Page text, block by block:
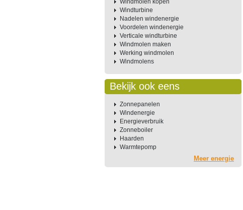
Windmolen kopen
Windturbine
Nadelen windenergie
Voordelen windenergie
Verticale windturbine
Windmolen maken
Werking windmolen
Windmolens
Bekijk ook eens
Zonnepanelen
Windenergie
Energieverbruik
Zonneboiler
Haarden
Warmtepomp
Meer energie